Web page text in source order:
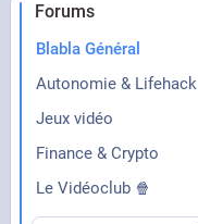
Forums
Blabla Général
Autonomie & Lifehack
Jeux vidéo
Finance & Crypto
Le Vidéoclub 🍿